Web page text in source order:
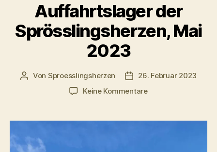
Auffahrtslager der
Sprösslingsherzen, Mai
2023
Beitragsautor
Von Sproesslingsherzen Veröffentlichungsdatum
26. Februar 2023
Keine Kommentarezu
Sprösslingsherzen,